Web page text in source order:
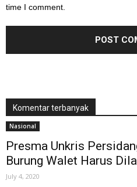
time I comment.
Komentar terbanyak
Nasional
Presma Unkris
Burung Walet Harus
July 4, 2020